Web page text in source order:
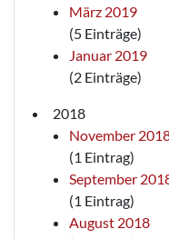
März 2019
(5 Einträge)
Januar 2019
(2 Einträge)
2018
November
(1 Eintrag)
September
(1 Eintrag)
August 2018